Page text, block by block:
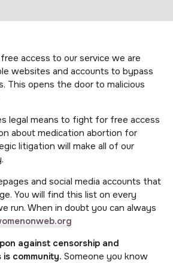
access to our service we are
websites and accounts to bypass
This opens the door to malicious
legal means to fight for free access
about medication abortion for
litigation will make all of our
and social media accounts that
You will find this list on every
run. When in doubt you can always
against censorship and
community. Someone you know